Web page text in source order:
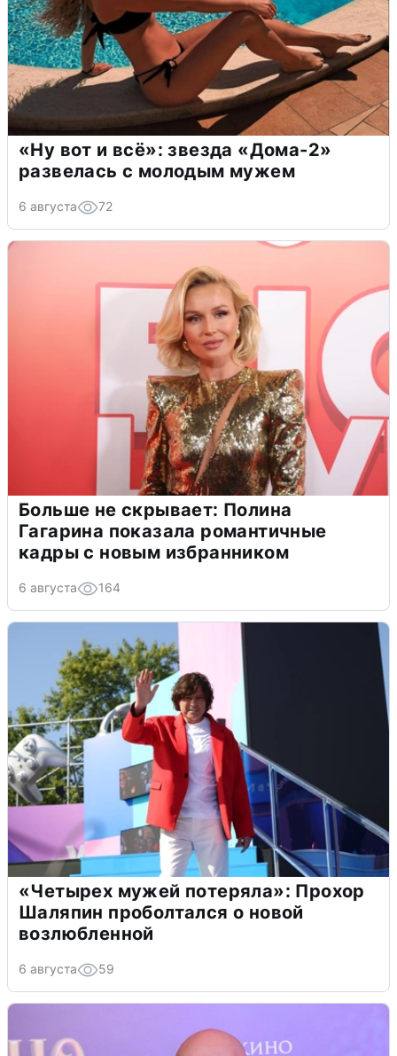
«Ну вот и всё»: звезда «Дома-2»
развелась с молодым мужем
6 августа 72
Больше не скрывает: Полина
Гагарина показала романтичные
кадры с новым избранником
6 августа 164
«Четырех мужей потеряла»: Прохор
Шаляпин проболтался о новой
возлюбленной
6 августа 59